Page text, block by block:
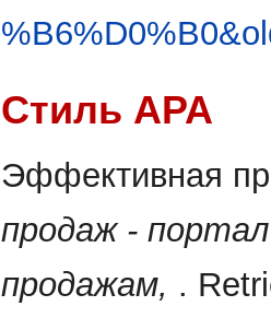
Стиль APA
Эффективная
продаж -
продажам, .